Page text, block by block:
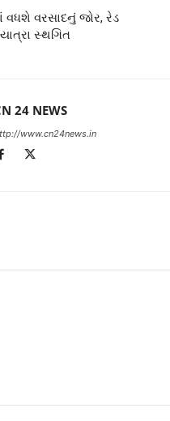
વધશે વરસાદનું જોર, રેડ
સ્થગિત
24 NEWS
www.cn24news.in